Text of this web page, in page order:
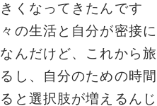
くなってきたんです
の生活と自分が密接に
んだけど、これから旅
し、自分のための時間
と選択肢が増えるんじ